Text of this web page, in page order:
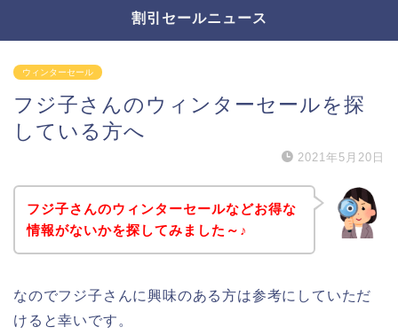
割引セールニュース
ウィンターセール
フジ子さんのウィンターセールを探
している方へ
2021年5月20日
フジ子さんのウィンターセールなどお得な
情報がないかを探してみました～♪
なのでフジ子さんに興味のある方は参考にしていただ
けると幸いです。